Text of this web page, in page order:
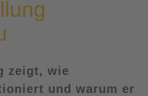
zeigt, wie
und warum er